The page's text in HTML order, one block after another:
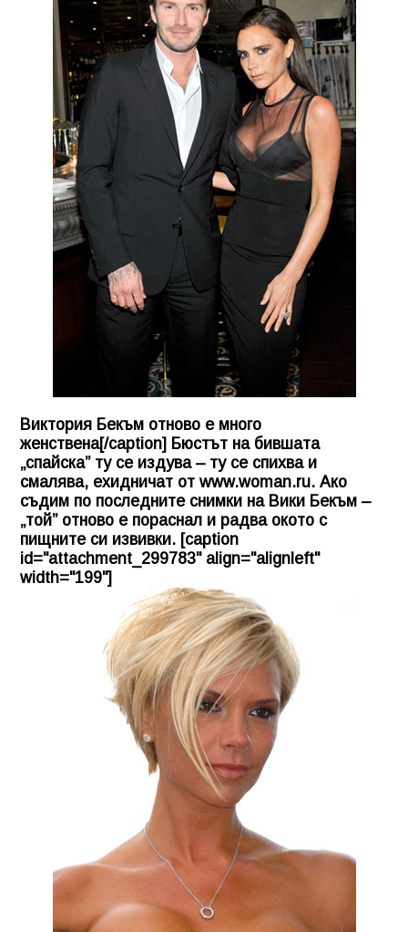
Виктория Бекъм отново е много
женствена[/caption] Бюстът на бившата
„спайска” ту се издува – ту се спихва и
смалява, ехидничат от www.woman.ru. Ако
съдим по последните снимки на Вики Бекъм –
„той” отново е пораснал и радва окото с
пищните си извивки. [caption
id="attachment_299783" align="alignleft"
width="199"]